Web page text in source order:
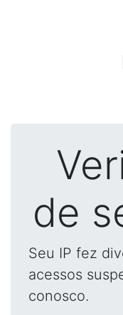
de
Seu IP fez
acessos
conosco.